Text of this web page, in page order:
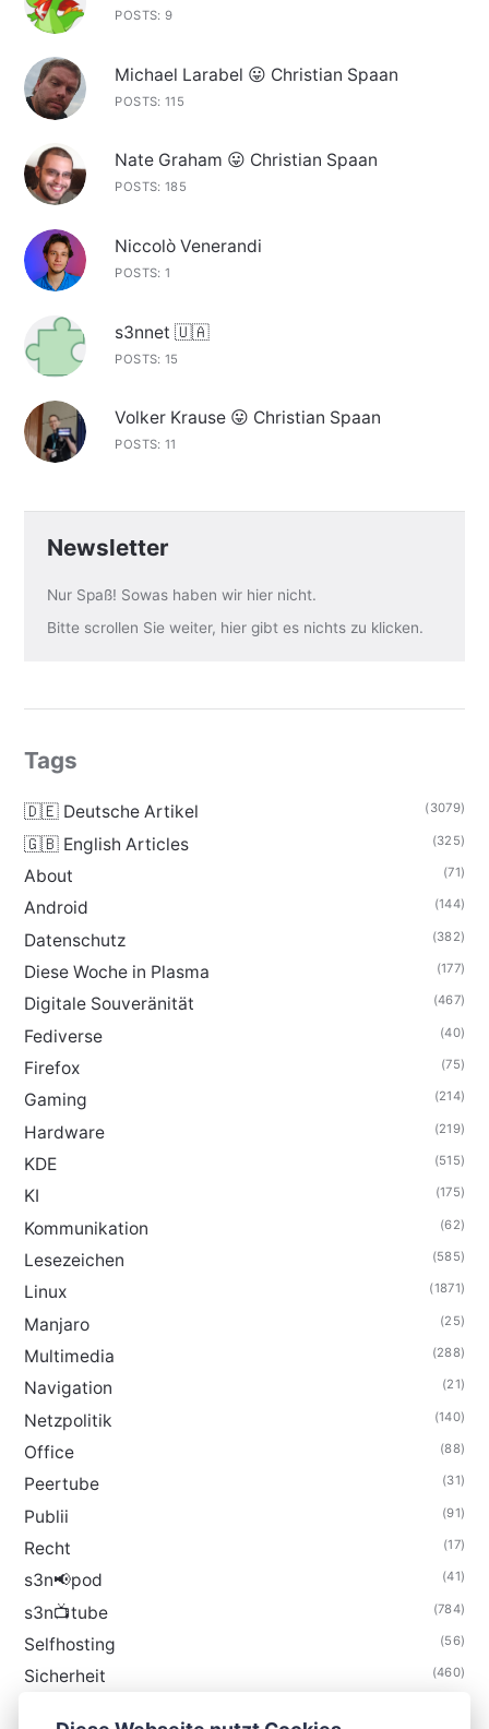
POSTS: 9
Michael Larabel 😛 Christian Spaan
POSTS: 115
Nate Graham 😛 Christian Spaan
POSTS: 185
Niccolò Venerandi
POSTS: 1
s3nnet 🇺🇦
POSTS: 15
Volker Krause 😛 Christian Spaan
POSTS: 11
Newsletter
Nur Spaß! Sowas haben wir hier nicht.
Bitte scrollen Sie weiter, hier gibt es nichts zu klicken.
Tags
🇩🇪 Deutsche Artikel (3079)
🇬🇧 English Articles (325)
About (71)
Android (144)
Datenschutz (382)
Diese Woche in Plasma (177)
Digitale Souveränität (467)
Fediverse (40)
Firefox (75)
Gaming (214)
Hardware (219)
KDE (515)
KI (175)
Kommunikation (62)
Lesezeichen (585)
Linux (1871)
Manjaro (25)
Multimedia (288)
Navigation (21)
Netzpolitik (140)
Office (88)
Peertube (31)
Publii (91)
Recht (17)
s3n📢pod (41)
s3n📺tube (784)
Selfhosting (56)
Sicherheit (460)